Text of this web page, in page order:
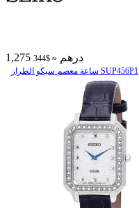
1,275 درهم ≈ $344
ساعة معصم سیکو الطراز SUP456P1